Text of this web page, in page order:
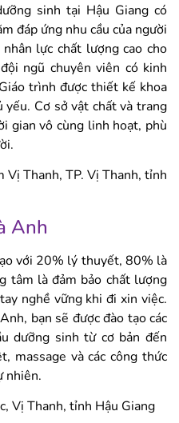
sinh tại Hậu Giang có
đáp ứng nhu cầu của người
lực chất lượng cao cho
ngũ chuyên viên có kinh
trình được thiết kế khoa
yếu. Cơ sở vật chất và trang
gian vô cùng linh hoạt, phù
Thanh, TP. Vị Thanh, tỉnh
Anh
với 20% lý thuyết, 80% là
tâm là đảm bảo chất lượng
nghề vững khi đi xin việc.
bạn sẽ được đào tạo các
dưỡng sinh từ cơ bản đến
massage và các công thức
nhiên.
Vị Thanh, tỉnh Hậu Giang